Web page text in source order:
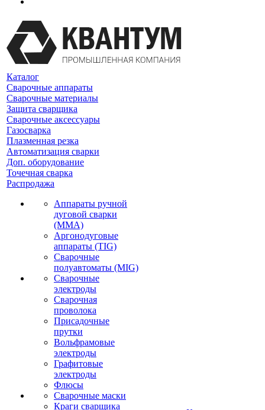
Каталог
Сварочные аппараты
Сварочные материалы
Защита сварщика
Сварочные аксессуары
Газосварка
Плазменная резка
Автоматизация сварки
Доп. оборудование
Точечная сварка
Распродажа
Аппараты ручной
дуговой сварки
(MMA)
Аргонодуговые
аппараты (TIG)
Сварочные
полуавтоматы (MIG)
Сварочные
электроды
Сварочная
проволока
Присадочные
прутки
Вольфрамовые
электроды
Графитовые
электроды
Флюсы
Сварочные маски
Краги сварщика